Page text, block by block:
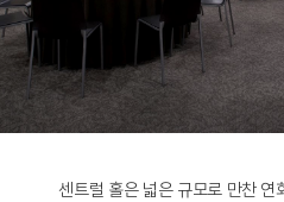
센트럴 홀은 넓은 규모로 만찬